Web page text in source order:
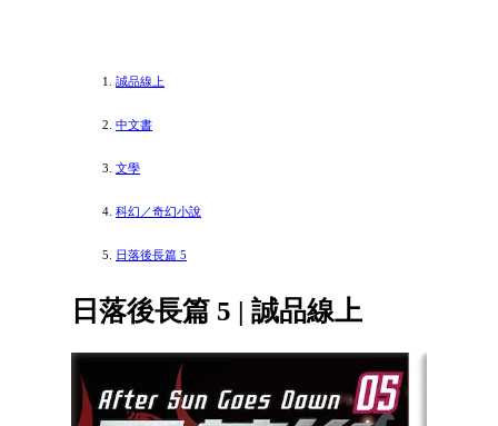
誠品線上
中文書
文學
科幻／奇幻小說
日落後長篇 5
日落後長篇 5 | 誠品線上